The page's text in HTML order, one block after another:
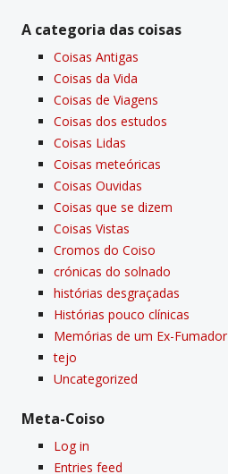
A categoria das coisas
Coisas Antigas
Coisas da Vida
Coisas de Viagens
Coisas dos estudos
Coisas Lidas
Coisas meteóricas
Coisas Ouvidas
Coisas que se dizem
Coisas Vistas
Cromos do Coiso
crónicas do solnado
histórias desgraçadas
Histórias pouco clí­nicas
Memórias de um Ex-Fumador
tejo
Uncategorized
Meta-Coiso
Log in
Entries feed